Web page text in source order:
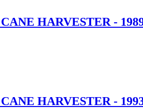
HARVESTER -
HARVESTER -